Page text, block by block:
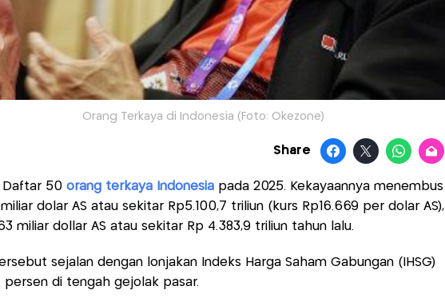
Orang Terkaya di Indonesia (Foto: Okezone)
Share
50 orang terkaya Indonesiapada 2025. Kekayaannya menembus
dolar AS atau sekitar Rp5.100,7 triliun (kurs Rp16.669 per dolar AS),
miliar dollar AS atau sekitar Rp 4.383,9 triliun tahun lalu.
sejalan dengan lonjakan Indeks Harga Saham Gabungan (IHSG)
persen di tengah gejolak pasar.